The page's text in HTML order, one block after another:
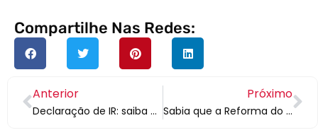
Compartilhe Nas Redes:
Anterior
Declaração de IR: saiba a diferença para pessoa física e empresa
Próximo
Sabia que a Reforma do Imposto de Renda pode não ser tão boa para empresas?